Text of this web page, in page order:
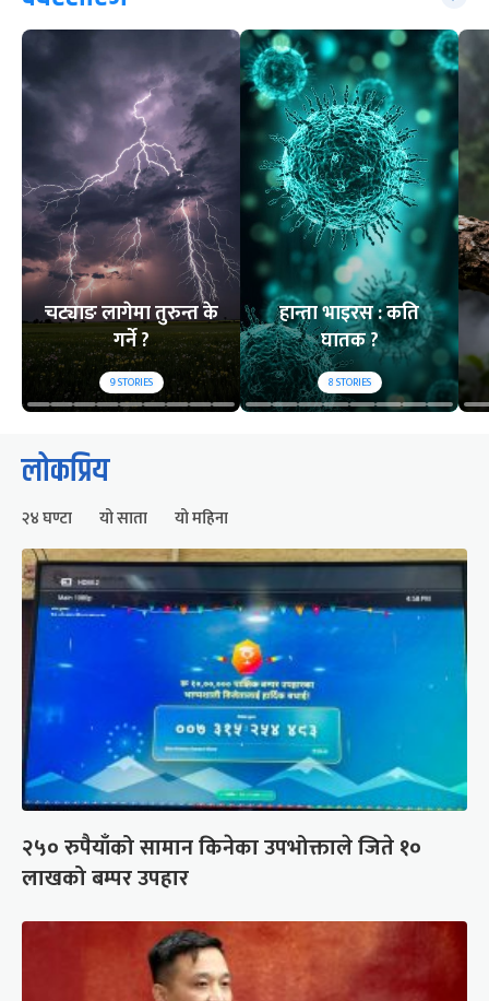
चट्याङ लागेमा तुरुन्त के
गर्ने ?
9STORIES
हान्ता भाइरस : कति
घातक ?
8STORIES
लोकप्रिय
२४ घण्टा यो साता यो महिना
२५० रुपैयाँको सामान किनेका उपभोक्ताले जिते १०
लाखको बम्पर उपहार